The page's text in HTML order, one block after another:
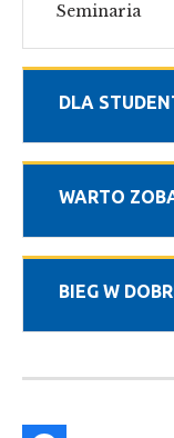
Seminaria
DLA
WARTO
BIEG W